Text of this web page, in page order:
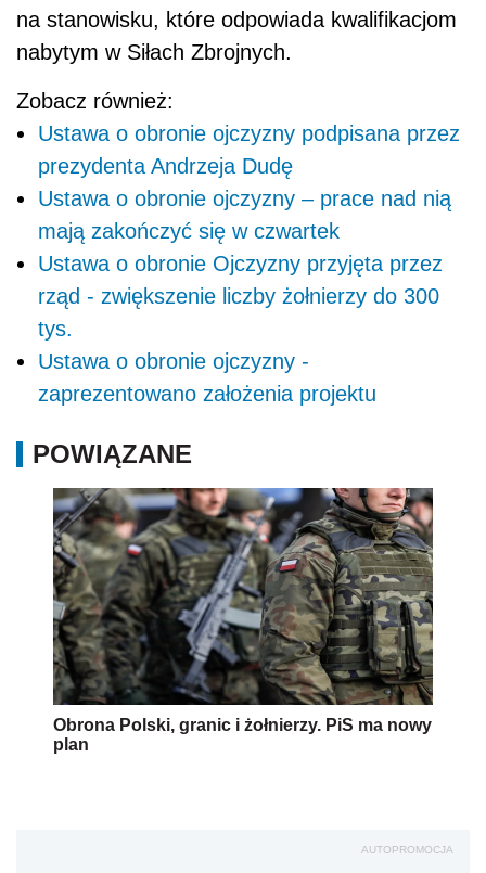
na stanowisku, które odpowiada kwalifikacjom
nabytym w Siłach Zbrojnych.
Zobacz również:
Ustawa o obronie ojczyzny podpisana przez
prezydenta Andrzeja Dudę
Ustawa o obronie ojczyzny – prace nad nią
mają zakończyć się w czwartek
Ustawa o obronie Ojczyzny przyjęta przez
rząd - zwiększenie liczby żołnierzy do 300
tys.
Ustawa o obronie ojczyzny -
zaprezentowano założenia projektu
POWIĄZANE
Obrona Polski, granic i żołnierzy. PiS ma nowy
plan
AUTOPROMOCJA